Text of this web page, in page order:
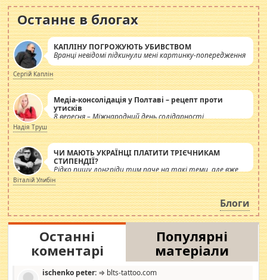
Останнє в блогах
КАПЛІНУ ПОГРОЖУЮТЬ УБИВСТВОМ
Вранці невідомі підкинули мені картинку-попередження
Сергій Каплін
Медіа-консолідація у Полтаві – рецепт проти
утисків
8 вересня – Міжнародний день солідарності
журналістів.
Надія Труш
ЧИ МАЮТЬ УКРАЇНЦІ ПЛАТИТИ ТРІЄЧНИКАМ
СТИПЕНДІЇ?
Рідко пишу лонгріди тим паче на такі теми, але вже
просто дістало! Обурюють сьогоднішні інсенуації
навколо стипендіального питання. Штучно
роздувається ще одна соціальна катастрофа.
Віталій Улибін
Блоги
Останні
коментарі
Популярні
матеріали
ischenko peter: ⇒ blts-tattoo.com